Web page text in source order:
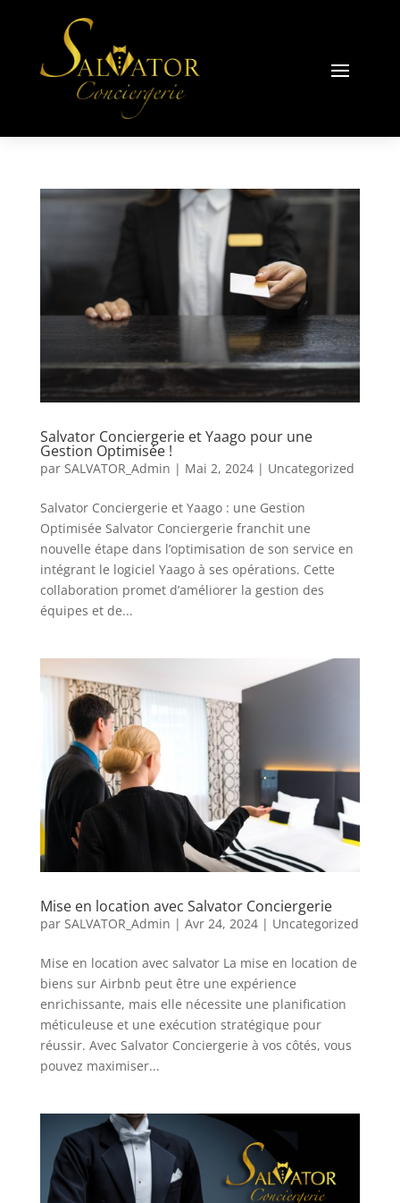
Salvator Conciergerie et Yaago pour une
Gestion Optimisée !
par SALVATOR_Admin | Mai 2, 2024| Uncategorized
Salvator Conciergerie et Yaago : une Gestion
Optimisée Salvator Conciergerie franchit une
nouvelle étape dans l’optimisation de son service en
intégrant le logiciel Yaago à ses opérations. Cette
collaboration promet d’améliorer la gestion des
équipes et de...
Mise en location avec Salvator Conciergerie
par SALVATOR_Admin | Avr 24, 2024| Uncategorized
Mise en location avec salvator La mise en location de
biens sur Airbnb peut être une expérience
enrichissante, mais elle nécessite une planification
méticuleuse et une exécution stratégique pour
réussir. Avec Salvator Conciergerie à vos côtés, vous
pouvez maximiser...